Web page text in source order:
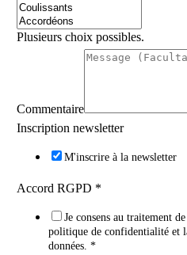
Plusieurs choix possibles.
Commentaire
Inscription newsletter
M'inscrire à la newsletter
Accord RGPD *
Je consens au traitement
politique de confidentialité et
données. *